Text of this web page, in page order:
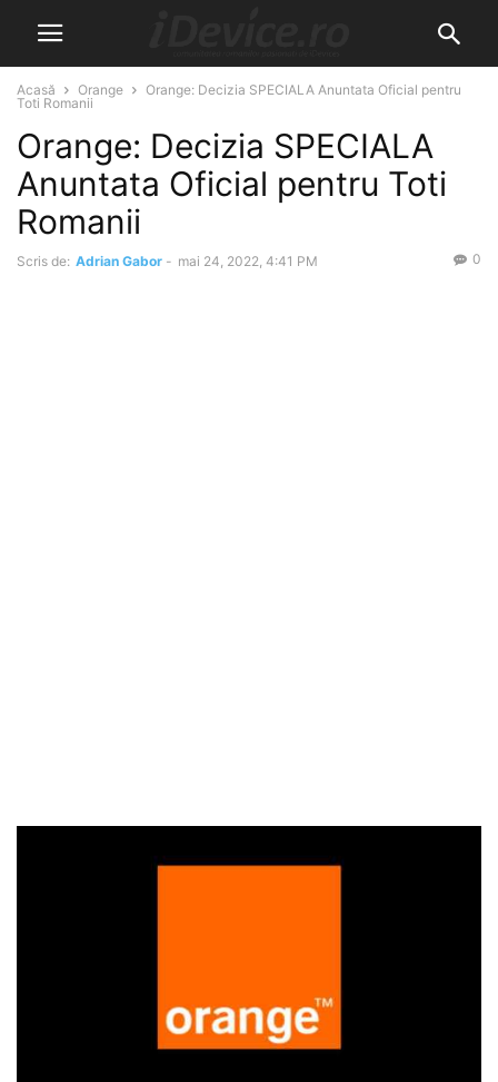
Acasă Orange
Orange: Decizia SPECIALA Anuntata Oficial pentru
Toti Romanii
Orange: Decizia SPECIALA
Anuntata Oficial pentru Toti
Romanii
Scris de: Adrian Gabor - mai 24, 2022, 4:41 PM 0